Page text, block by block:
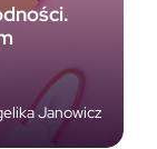
Janowicz